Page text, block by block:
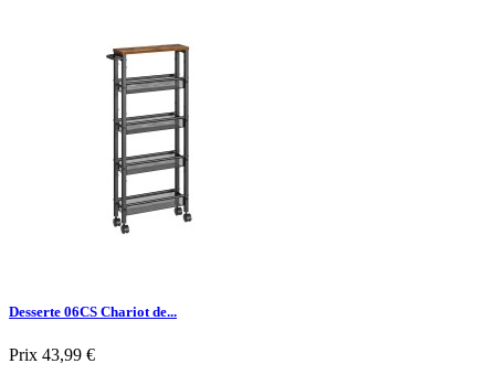
Desserte 06CS Chariot de...
Prix 43,99 €